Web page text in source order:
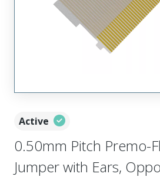
Active
0.50mm Pitch Premo-
Jumper with Ears,